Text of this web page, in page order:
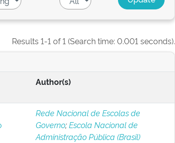
Results 1-1 of 1 (Search time: 0.001 seconds).
Author(s)
Rede Nacional de Escolas de
Governo;Escola Nacional de
Administração Pública (Brasil)